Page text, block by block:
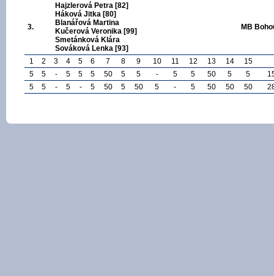
3.
Hajzlerová Petra [82]
Háková Jitka [80]
Blanářová Martina
Kučerová Veronika [99]
Smetánková Klára
Sováková Lenka [93]
MB
1 2 3 4 5 6 7 8 9 10 11 12 13 14
15
5
5 - 5 5 5 50 5 5 - 5 5 50 5 5
5
5 - 5 - 5 50 5 50 5 - 5 50 50 50